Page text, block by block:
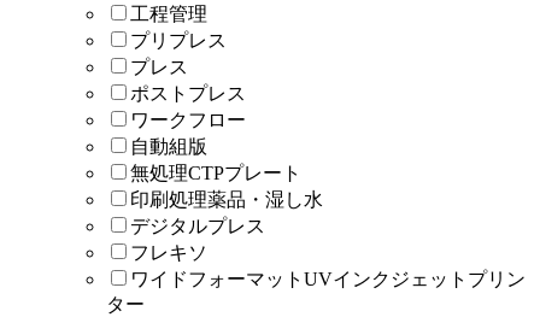
工程管理
プリプレス
プレス
ポストプレス
ワークフロー
自動組版
無処理CTPプレート
印刷処理薬品・湿し水
デジタルプレス
フレキソ
ワイドフォーマットUVインクジェットプリン
ター